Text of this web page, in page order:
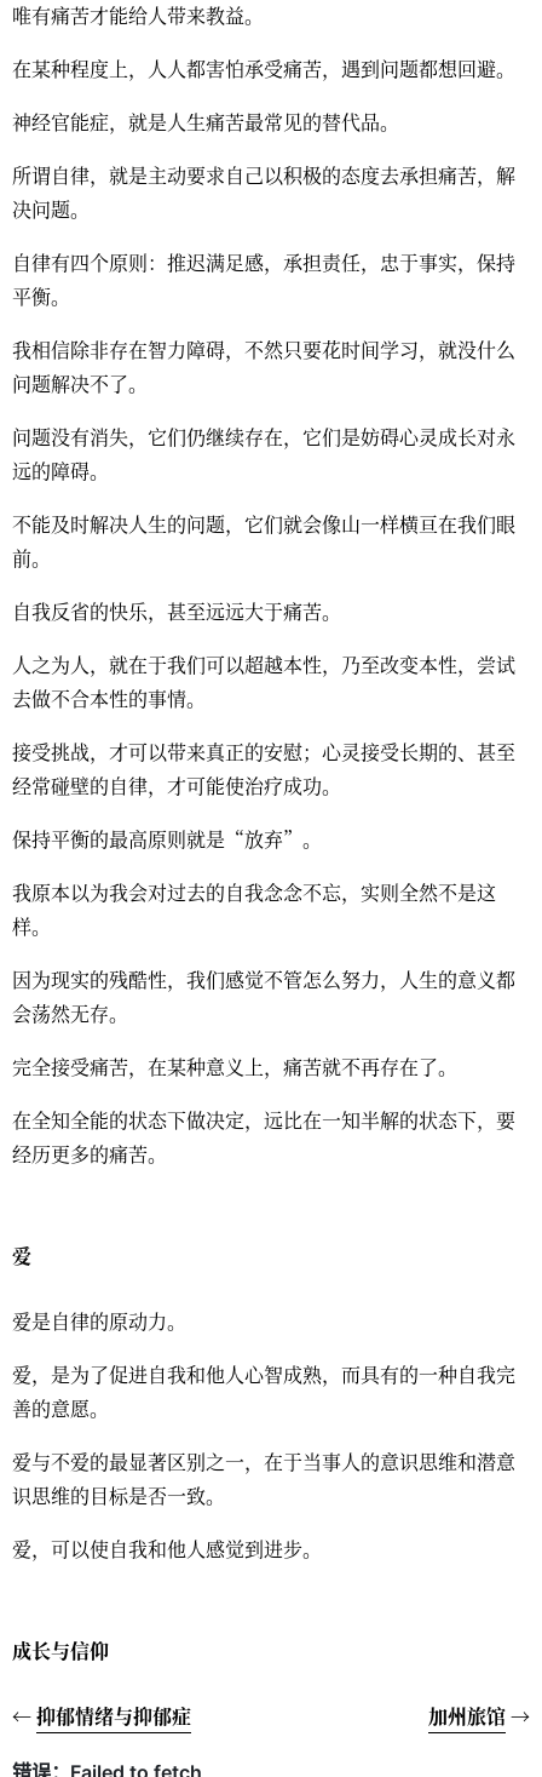
唯有痛苦才能给人带来教益。
在某种程度上，人人都害怕承受痛苦，遇到问题都想回避。
神经官能症，就是人生痛苦最常见的替代品。
所谓自律，就是主动要求自己以积极的态度去承担痛苦，解
决问题。
自律有四个原则：推迟满足感，承担责任，忠于事实，保持
平衡。
我相信除非存在智力障碍，不然只要花时间学习，就没什么
问题解决不了。
问题没有消失，它们仍继续存在，它们是妨碍心灵成长对永
远的障碍。
不能及时解决人生的问题，它们就会像山一样横亘在我们眼
前。
自我反省的快乐，甚至远远大于痛苦。
人之为人，就在于我们可以超越本性，乃至改变本性，尝试
去做不合本性的事情。
接受挑战，才可以带来真正的安慰；心灵接受长期的、甚至
经常碰壁的自律，才可能使治疗成功。
保持平衡的最高原则就是“放弃”。
我原本以为我会对过去的自我念念不忘，实则全然不是这
样。
因为现实的残酷性，我们感觉不管怎么努力，人生的意义都
会荡然无存。
完全接受痛苦，在某种意义上，痛苦就不再存在了。
在全知全能的状态下做决定，远比在一知半解的状态下，要
经历更多的痛苦。
爱
爱是自律的原动力。
爱，是为了促进自我和他人心智成熟，而具有的一种自我完
善的意愿。
爱与不爱的最显著区别之一，在于当事人的意识思维和潜意
识思维的目标是否一致。
爱，可以使自我和他人感觉到进步。
成长与信仰
←抑郁情绪与抑郁症 加州旅馆→